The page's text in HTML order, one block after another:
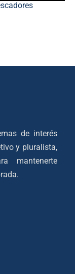
de interés
y pluralista,
mantenerte